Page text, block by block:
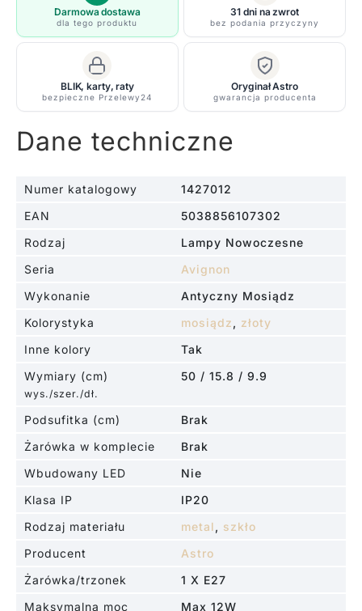
kolorze
antycznego
Darmowa dostawa
dla tego produktu
31 dni na zwrot
bez podania przyczyny
BLIK, karty, raty
bezpieczne Przelewy24
Oryginał Astro
gwarancja producenta
Dane techniczne
Numer katalogowy
1427012
EAN
5038856107302
Rodzaj
Lampy Nowoczesne
Seria
Avignon
Wykonanie
Antyczny Mosiądz
Kolorystyka
mosiądz , złoty
Inne kolory
Tak
Wymiary (cm)
wys./szer./dł.
50 / 15.8 / 9.9
Podsufitka (cm)
Brak
Żarówka w komplecie
Brak
Wbudowany LED
Nie
Klasa IP
IP20
Rodzaj materiału
metal , szkło
Producent
Astro
Żarówka/trzonek
1 X E27
Maksymalna moc
Max 12W